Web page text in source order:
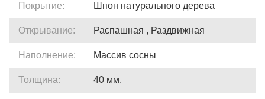
Покрытие: Шпон натурального дерева
Открывание: Распашная , Раздвижная
Наполнение: Массив сосны
Толщина: 40 мм.